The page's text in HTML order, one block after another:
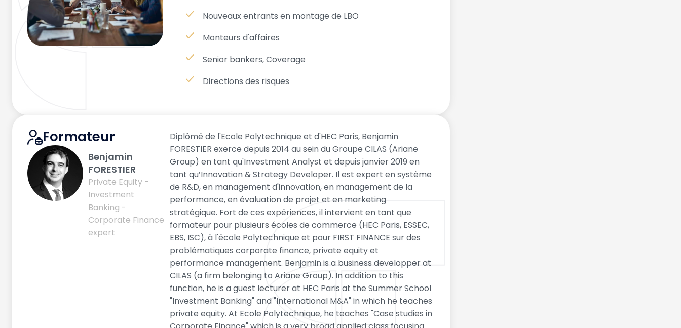
Nouveaux entrants en montage de LBO
Monteurs d'affaires
Senior bankers, Coverage
Directions des risques
Formateur
Benjamin
FORESTIER
Private Equity -
Investment
Banking -
Corporate Finance
expert
Diplômé de l'Ecole Polytechnique et d'HEC Paris, Benjamin
FORESTIER exerce depuis 2014 au sein du Groupe CILAS (Ariane
Group) en tant qu'Investment Analyst et depuis janvier 2019 en
tant qu’Innovation & Strategy Developer. Il est expert en système
de R&D, en management d'innovation, en management de la
performance, en évaluation de projet et en marketing
stratégique. Fort de ces expériences, il intervient en tant que
formateur pour plusieurs écoles de commerce (HEC Paris, ESSEC,
EBS, ISC), à l'école Polytechnique et pour FIRST FINANCE sur des
problématiques corporate finance, private equity et
performance management. Benjamin is a business developper at
CILAS (a firm belonging to Ariane Group). In addition to this
function, he is a guest lecturer at HEC Paris at the Summer School
"Investment Banking" and "International M&A" in which he teaches
private equity. At Ecole Polytechnique, he teaches "Case studies in